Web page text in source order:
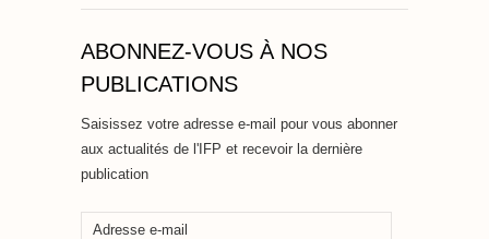
ABONNEZ-VOUS À NOS
PUBLICATIONS
Saisissez votre adresse e-mail pour vous abonner
aux actualités de l'IFP et recevoir la dernière
publication
Adresse